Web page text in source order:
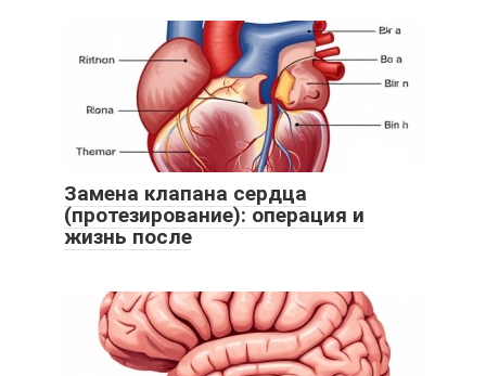
Замена клапана сердца
(протезирование): операция и
жизнь после